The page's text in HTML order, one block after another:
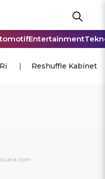
Entertainment
Reshuffle Kabinet